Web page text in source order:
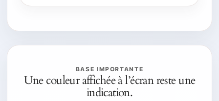
BASE IMPORTANTE
Une couleur affichée à l’écran reste une
indication.